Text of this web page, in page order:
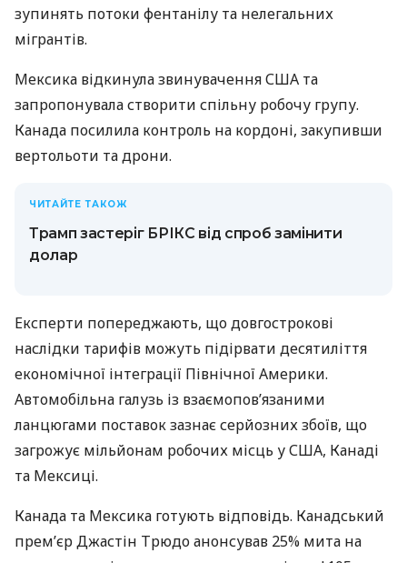
зупинять потоки фентанілу та нелегальних
мігрантів.
Мексика відкинула звинувачення США та
запропонувала створити спільну робочу групу.
Канада посилила контроль на кордоні, закупивши
вертольоти та дрони.
ЧИТАЙТЕ ТАКОЖ
Трамп застеріг БРІКС від спроб замінити
долар
Експерти попереджають, що довгострокові
наслідки тарифів можуть підірвати десятиліття
економічної інтеграції Північної Америки.
Автомобільна галузь із взаємопов’язаними
ланцюгами поставок зазнає серйозних збоїв, що
загрожує мільйонам робочих місць у США, Канаді
та Мексиці.
Канада та Мексика готують відповідь. Канадський
прем’єр Джастін Трюдо анонсував 25% мита на